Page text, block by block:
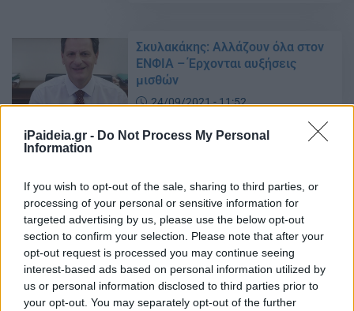
iPaideia.gr - Do Not Process My Personal
Information
If you wish to opt-out of the sale, sharing to third parties, or
processing of your personal or sensitive information for
targeted advertising by us, please use the below opt-out
section to confirm your selection. Please note that after your
opt-out request is processed you may continue seeing
interest-based ads based on personal information utilized by
us or personal information disclosed to third parties prior to
your opt-out. You may separately opt-out of the further
Σκυλακάκης: Αλλάζουν όλα στον
ΕΝΦΙΑ – Έρχονται αυξήσεις
μισθών
24/09/2021 - 11:52
60.000 ευρώ – Ανάλυση
24/09/2021 - 09:09
ΕΝΦΙΑ: Έτσι θα αυξήσετε τις
δόσεις
24/09/2021 - 08:31